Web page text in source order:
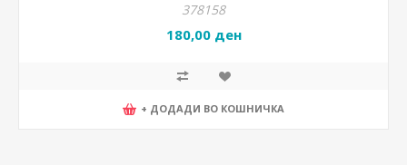
378158
180,00 ден
+ ДОДАДИ ВО КОШНИЧКА